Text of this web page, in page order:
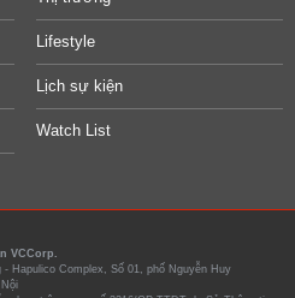
Lifestyle
Lịch sự kiện
Watch List
VCCorp.
Hapulico Complex, Số 01, phố Nguyễn Huy